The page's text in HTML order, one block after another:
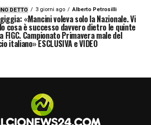
DETTO 3 giorni ago Alberto Petrosilli
«Mancini voleva solo la Nazionale. Vi
cosa è successo davvero dietro le quinte
FIGC. Campionato Primavera male del
italiano» ESCLUSIVA e VIDEO